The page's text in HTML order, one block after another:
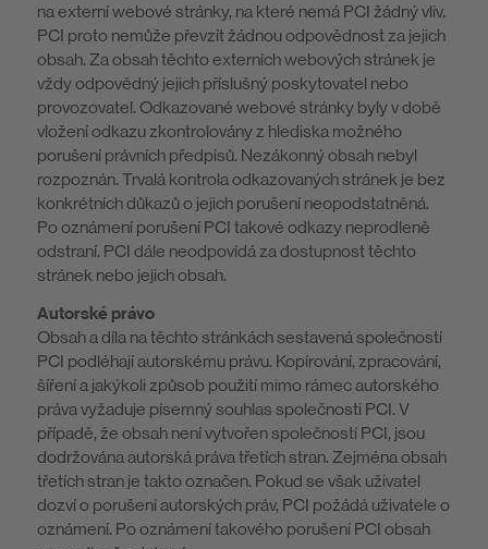
na externí webové stránky, na které nemá PCI žádný vliv.
PCI proto nemůže převzít žádnou odpovědnost za jejich
obsah. Za obsah těchto externích webových stránek je
vždy odpovědný jejich příslušný poskytovatel nebo
provozovatel. Odkazované webové stránky byly v době
vložení odkazu zkontrolovány z hlediska možného
porušení právních předpisů. Nezákonný obsah nebyl
rozpoznán. Trvalá kontrola odkazovaných stránek je bez
konkrétních důkazů o jejich porušení neopodstatněná.
Po oznámení porušení PCI takové odkazy neprodleně
odstraní. PCI dále neodpovídá za dostupnost těchto
stránek nebo jejich obsah.
Autorské právo
Obsah a díla na těchto stránkách sestavená společností
PCI podléhají autorskému právu. Kopírování, zpracování,
šíření a jakýkoli způsob použití mimo rámec autorského
práva vyžaduje písemný souhlas společnosti PCI. V
případě, že obsah není vytvořen společností PCI, jsou
dodržována autorská práva třetích stran. Zejména obsah
třetích stran je takto označen. Pokud se však uživatel
dozví o porušení autorských práv, PCI požádá uživatele o
oznámení. Po oznámení takového porušení PCI obsah